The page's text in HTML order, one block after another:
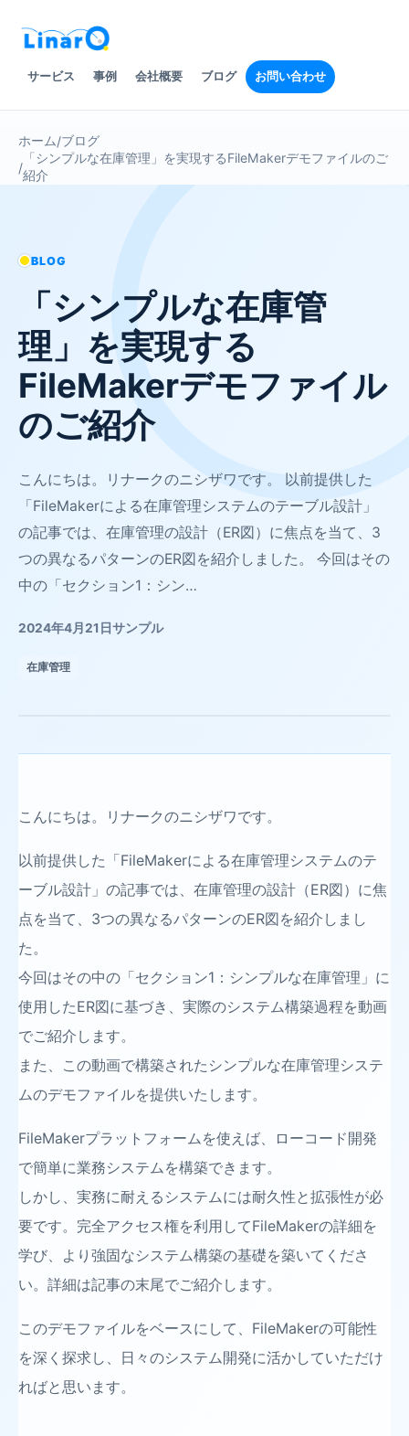
サービス 事例 会社概要 ブログ お問い合わせ
ホーム/ブログ
/
「シンプルな在庫管理」を実現するFileMakerデモファイルのご
紹介
BLOG
「シンプルな在庫管
理」を実現する
FileMakerデモファイル
のご紹介
こんにちは。リナークのニシザワです。 以前提供した
「FileMakerによる在庫管理システムのテーブル設計」
の記事では、在庫管理の設計（ER図）に焦点を当て、3
つの異なるパターンのER図を紹介しました。 今回はその
中の「セクション1：シン…
2024年4月21日サンプル
在庫管理
こんにちは。リナークのニシザワです。
以前提供した「FileMakerによる在庫管理システムのテ
ーブル設計」の記事では、在庫管理の設計（ER図）に焦
点を当て、3つの異なるパターンのER図を紹介しまし
た。
今回はその中の「セクション1：シンプルな在庫管理」に
使用したER図に基づき、実際のシステム構築過程を動画
でご紹介します。
また、この動画で構築されたシンプルな在庫管理システ
ムのデモファイルを提供いたします。
FileMakerプラットフォームを使えば、ローコード開発
で簡単に業務システムを構築できます。
しかし、実務に耐えるシステムには耐久性と拡張性が必
要です。完全アクセス権を利用してFileMakerの詳細を
学び、より強固なシステム構築の基礎を築いてくださ
い。詳細は記事の末尾でご紹介します。
このデモファイルをベースにして、FileMakerの可能性
を深く探求し、日々のシステム開発に活かしていただけ
ればと思います。